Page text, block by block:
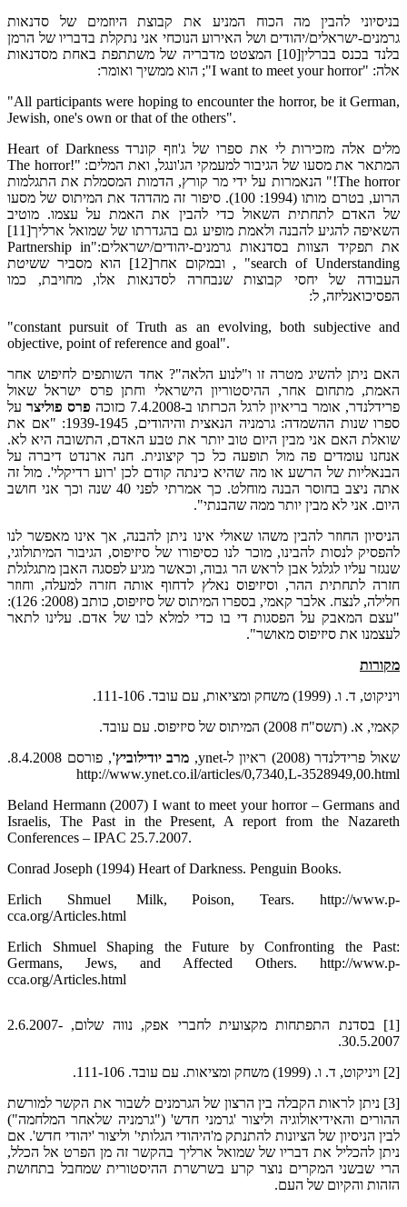
בניסיוני להבין מה הכוח המניע את קבוצת היוזמים של סדנאות
גרמנים-ישראלים/יהודים ושל האירוע הנוכחי אני נתקלת בדבריו של הרמן
בלנד בכנס בברלין[10] המצטט מדבריה של משתתפת באחת מסדנאות
אלה: "I want to meet your horror"; הוא ממשיך ואומר:
"All participants were hoping to encounter the horror, be it German,
Jewish, one's own or that of the others".
מלים אלה מזכירות לי את ספרו של ג'וזף קונרד Heart of Darkness
המתאר את מסעו של הגיבור למעמקי הג'ונגל, ואת המלים: "The horror!
The horror!" הנאמרות על ידי מר קורץ, הדמות המסמלת את התגלמות
הרוע, בטרם מותו (1994: 100). סיפור זה מהדהד את המיתוס של מסעו
של האדם לתחתית השאול כדי להבין את האמת על עצמו. מוטיב
השאיפה להגיע להבנה ולאמת מופיע גם בהגדרתו של שמואל ארליך[11]
את תפקיד הצוות בסדנאות גרמנים-יהודים/ישראלים:"Partnership in
search of Understanding" , ובמקום אחר[12] הוא מסביר ששיטת
העבודה של יחסי קבוצות שנבחרה לסדנאות אלו, מחויבת, כמו
הפסיכואנליזה, ל:
"constant pursuit of Truth as an evolving, both subjective and
objective, point of reference and goal".
האם ניתן להשיג מטרה זו ו"לנוע הלאה"? אחד השותפים לחיפוש אחר
האמת, מתחום אחר, ההיסטוריון הישראלי וחתן פרס ישראל שאול
פרידלנדר, אומר בריאיון לרגל הכרזתו ב-7.4.2008 כזוכה
פרס פוליצר על
ספרו שנות ההשמדה: גרמניה הנאצית והיהודים, 1939-1945: "אם את
שואלת האם אני מבין היום טוב יותר את טבע האדם, התשובה היא לא.
אנחנו עומדים פה מול תופעה כל כך קיצונית. חנה ארנדט דיברה על
הבנאליות של הרשע או מה שהיא כינתה קודם לכן 'רוע רדיקלי'. מול זה
אתה ניצב בחוסר הבנה מוחלט. כך אמרתי לפני 40 שנה וכך אני חושב
היום. אני לא מבין יותר ממה שהבנתי".
הניסיון החוזר להבין משהו שאולי אינו ניתן להבנה, אך אינו מאפשר לנו
להפסיק לנסות להבינו, מוכר לנו כסיפורו של סיזיפוס, הגיבור המיתולוגי,
שנגזר עליו לגלגל אבן לראש הר גבוה, וכאשר מגיע לפסגה האבן מתגלגלת
חזרה לתחתית ההר, וסיזיפוס נאלץ לדחוף אותה חזרה למעלה, וחוזר
חלילה, לנצח. אלבר קאמי, בספרו המיתוס של סיזיפוס, כותב (2008: 126):
"עצם המאבק על הפסגות די בו כדי למלא לבו של אדם. עלינו לתאר
לעצמנו את סיזיפוס מאושר".
מקורות
ויניקוט, ד. ו. (1999) משחק ומציאות, עם עובד. 111-106.
קאמי, א. (תשס"ח 2008) המיתוס של סיזיפוס. עם עובד.
שאול פרידלנדר (2008) ראיון ל-ynet,
מרב יודילוביץ'
, פורסם 8.4.2008.
http://www.ynet.co.il/articles/0,7340,L-3528949,00.html
Beland Hermann (2007) I want to meet your horror – Germans and
Israelis, The Past in the Present, A report from the Nazareth
Conferences – IPAC 25.7.2007.
Conrad Joseph (1994) Heart of Darkness. Penguin Books.
Erlich Shmuel Milk, Poison, Tears. http://www.p-
cca.org/Articles.html
Erlich Shmuel Shaping the Future by Confronting the Past:
Germans, Jews, and Affected Others. http://www.p-
cca.org/Articles.html
[1] בסדנת התפתחות מקצועית לחברי אפק, נווה שלום, 2.6.2007-
30.5.2007.
[2] ויניקוט, ד. ו. (1999) משחק ומציאות. עם עובד. 111-106.
[3] ניתן לראות הקבלה בין הרצון של הגרמנים לשבור את הקשר למורשת
ההורים והאידיאולוגיה וליצור 'גרמני חדש' ("גרמניה שלאחר המלחמה")
לבין הניסיון של הציונות להתנתק מ'היהודי הגלותי' וליצור 'יהודי חדש'. אם
ניתן להכליל את דבריו של שמואל ארליך בהקשר זה מן הפרט אל הכלל,
הרי שבשני המקרים נוצר קרע בשרשרת ההיסטורית שמחבל בתחושת
הזהות והקיום של העם.